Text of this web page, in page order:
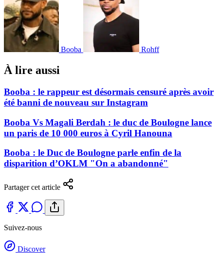
Booba Rohff
À lire aussi
Booba : le rappeur est désormais censuré après avoir
été banni de nouveau sur Instagram
Booba Vs Magali Berdah : le duc de Boulogne lance
un paris de 10 000 euros à Cyril Hanouna
Booba : le Duc de Boulogne parle enfin de la
disparition d’OKLM "On a abandonné"
Partager cet article
Suivez-nous
Discover